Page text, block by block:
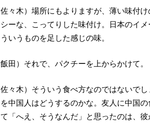
佐々木）場所にもよりますが、薄い味付
シーな、こってりした味付け。日本のイ
ういうものを足した感じの味。
飯田）それで、パクチーを上からかけて。
佐々木）そういう食べ方なのではないで
を中国人はどうするのかな。友人に中国
て「へえ、そうなんだ」と思ったのは、